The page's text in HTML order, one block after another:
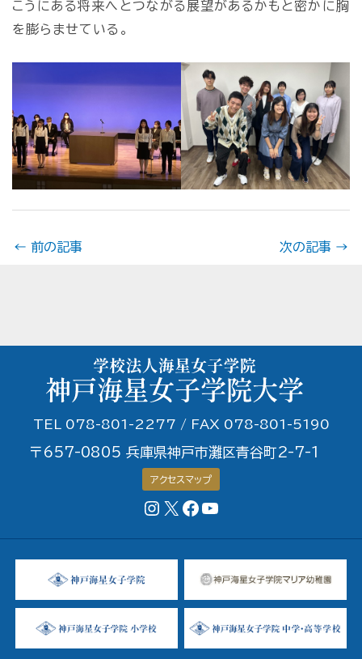
こうにある将来へとつながる展望があるかもと密かに胸
を膨らませている。
← 前の記事 次の記事 →
TEL 078-801-2277 / FAX 078-801-5190
〒657-0805 兵庫県神戸市灘区青谷町2-7-1
アクセスマップ
Instagram
X FacebookページYouTubeチャンネル